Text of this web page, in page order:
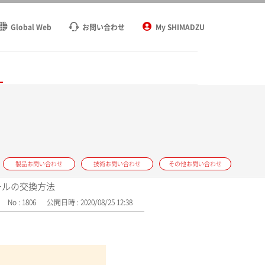
Global Web お問い合わせ My SHIMADZU
製品お問い合わせ 技術お問い合わせ その他お問い合わせ
の交換方法
No : 1806 公開日時 : 2020/08/25 12:38